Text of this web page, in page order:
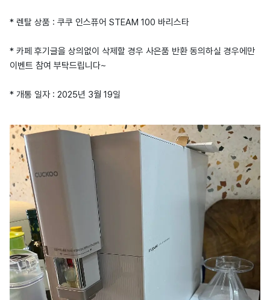
* 렌탈 상품 : 쿠쿠 인스퓨어 STEAM 100 바리스타
* 카페 후기글을 상의없이 삭제할 경우 사은품 반환 동의하실 경우에만
이벤트 참여 부탁드립니다~
* 개통 일자 : 2025년 3월 19일